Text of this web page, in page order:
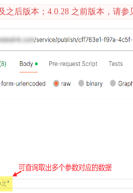
之后版本；4.0.28 之前版本，请参